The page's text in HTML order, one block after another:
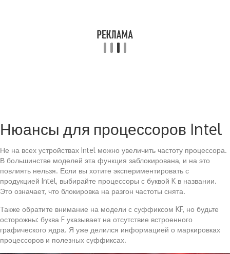
Нюансы для процессоров Intel
Не на всех устройствах Intel можно увеличить частоту процессора.
В большинстве моделей эта функция заблокирована, и на это
повлиять нельзя. Если вы хотите экспериментировать с
продукцией Intel, выбирайте процессоры с буквой K в названии.
Это означает, что блокировка на разгон частоты снята.
Также обратите внимание на модели с суффиксом KF, но будьте
осторожны: буква F указывает на отсутствие встроенного
графического ядра. Я уже делился информацией о маркировках
процессоров и полезных суффиксах.